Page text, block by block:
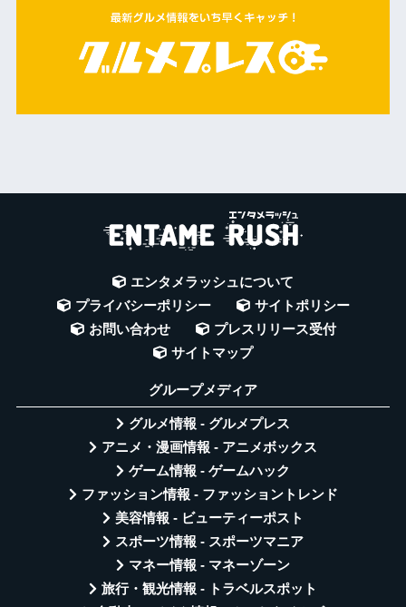
エンタメラッシュについて
プライバシーポリシー
サイトポリシー
お問い合わせ
プレスリリース受付
サイトマップ
グループメディア
グルメ情報 - グルメプレス
アニメ・漫画情報 - アニメボックス
ゲーム情報 - ゲームハック
ファッション情報 - ファッショントレンド
美容情報 - ビューティーポスト
スポーツ情報 - スポーツマニア
マネー情報 - マネーゾーン
旅行・観光情報 - トラベルスポット